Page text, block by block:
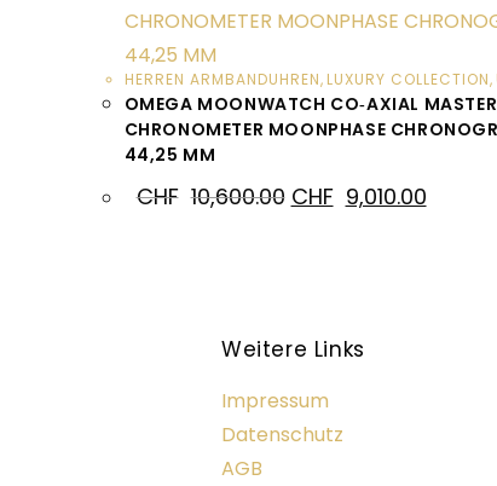
HERREN ARMBANDUHREN, LUXURY COLLECTION,
OMEGA MOONWATCH CO‑AXIAL MASTER
CHRONOMETER MOONPHASE
44,25 MM
CHF 10,600.00 CHF 9,010.00
Weitere Links
Impressum
Datenschutz
AGB